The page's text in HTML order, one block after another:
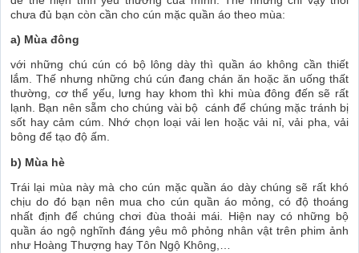
chưa đủ bạn còn cần cho cún mặc quần áo theo mùa:
a) Mùa đông
với những chú cún có bộ lông dày thì quần áo không cần thiết
lắm. Thế nhưng những chú cún đang chán ăn hoặc ăn uống thất
thường, cơ thể yếu, lưng hay khom thì khi mùa đông đến sẽ rất
lạnh. Bạn nên sẵm cho chúng vài bộ cánh để chúng mặc tránh bị
sốt hay cảm cúm. Nhớ chọn loại vải len hoặc vải nỉ, vải pha, vải
bông để tạo độ ấm.
b) Mùa hè
Trái lại mùa này mà cho cún mặc quần áo dày chúng sẽ rất khó
chịu do đó bạn nên mua cho cún quần áo mỏng, có độ thoáng
nhất định để chúng chơi đùa thoải mái. Hiện nay có những bộ
quần áo ngộ nghĩnh đáng yêu mô phỏng nhân vật trên phim ảnh
như Hoàng Thượng hay Tôn Ngộ Không,…